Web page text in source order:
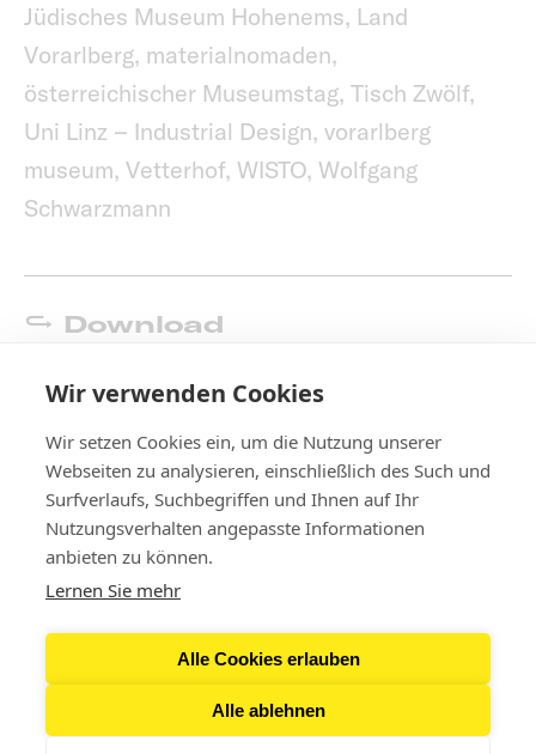
Wir verwenden Cookies
Wir setzen Cookies ein, um die Nutzung unserer
Webseiten zu analysieren, einschließlich des Such und
Surfverlaufs, Suchbegriffen und Ihnen auf Ihr
Nutzungsverhalten angepasste Informationen
anbieten zu können.
Lernen Sie mehr
Alle Cookies erlauben
Alle ablehnen
Download
Jüdisches Museum Hohenems, Land
Vorarlberg, materialnomaden,
österreichischer Museumstag, Tisch Zwölf,
Uni Linz – Industrial Design, vorarlberg
museum, Vetterhof, WISTO, Wolfgang
Schwarzmann
Kontakt
Presse